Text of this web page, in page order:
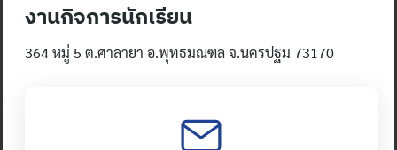
งานกิจการนักเรียน
364 หมู่ 5 ต.ศาลายา อ.พุทธมณฑล จ.นครปฐม 73170